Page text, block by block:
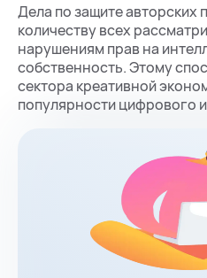
Дела по защите авторских
количеству всех
нарушениям прав на
собственность. Этому
сектора креативной
популярности цифрового